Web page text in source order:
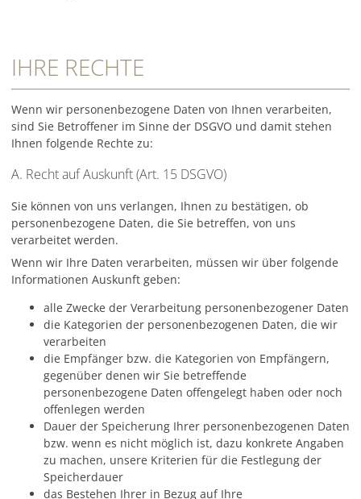
IHRE RECHTE
Wenn wir personenbezogene Daten von Ihnen verarbeiten,
sind Sie Betroffener im Sinne der DSGVO und damit stehen
Ihnen folgende Rechte zu:
A. Recht auf Auskunft (Art. 15 DSGVO)
Sie können von uns verlangen, Ihnen zu bestätigen, ob
personenbezogene Daten, die Sie betreffen, von uns
verarbeitet werden.
Wenn wir Ihre Daten verarbeiten, müssen wir über folgende
Informationen Auskunft geben:
alle Zwecke der Verarbeitung personenbezogener Daten
die Kategorien der personenbezogenen Daten, die wir
verarbeiten
die Empfänger bzw. die Kategorien von Empfängern,
gegenüber denen wir Sie betreffende
personenbezogene Daten offengelegt haben oder noch
offenlegen werden
Dauer der Speicherung Ihrer personenbezogenen Daten
bzw. wenn es nicht möglich ist, dazu konkrete Angaben
zu machen, unsere Kriterien für die Festlegung der
Speicherdauer
das Bestehen Ihrer in Bezug auf Ihre